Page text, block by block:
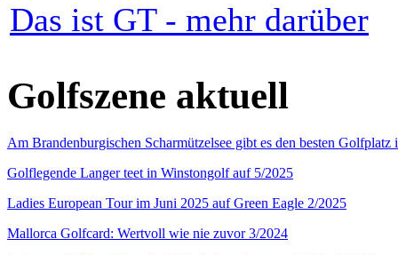
Das ist GT - mehr darüber
Golfszene aktuell
Am Brandenburgischen Scharmützelsee gibt es den besten
Golflegende Langer teet in Winstongolf auf 5/2025
Ladies European Tour im Juni 2025 auf Green Eagle 2/2025
Mallorca Golfcard: Wertvoll wie nie zuvor 3/2024